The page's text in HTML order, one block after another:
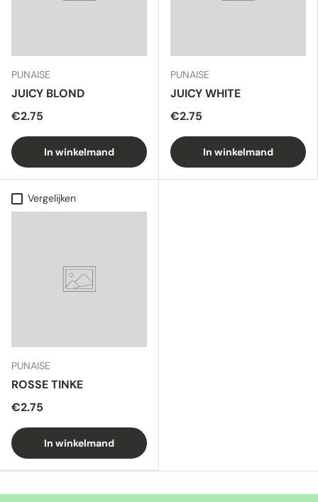
PUNAISE
JUICY BLOND
€2.75
In winkelmand
PUNAISE
JUICY WHITE
€2.75
In winkelmand
Vergelijken
PUNAISE
ROSSE TINKE
€2.75
In winkelmand